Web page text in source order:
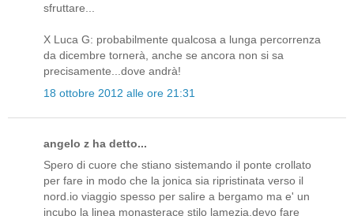
sfruttare...
X Luca G: probabilmente qualcosa a lunga percorrenza
da dicembre tornerà, anche se ancora non si sa
precisamente...dove andrà!
18 ottobre 2012 alle ore 21:31
angelo z ha detto...
Spero di cuore che stiano sistemando il ponte crollato
per fare in modo che la jonica sia ripristinata verso il
nord.io viaggio spesso per salire a bergamo ma e' un
incubo la linea monasterace stilo lamezia.devo fare